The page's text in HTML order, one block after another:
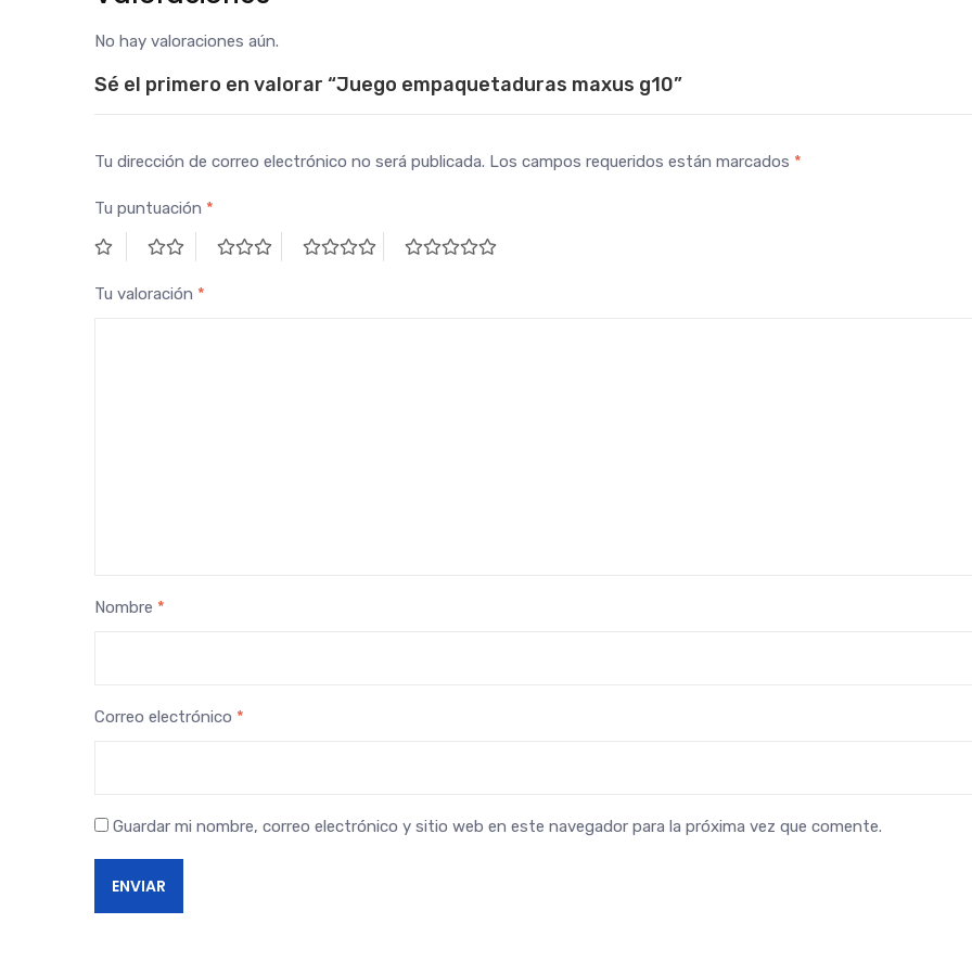
No hay valoraciones aún.
Sé el primero en valorar “Juego empaquetaduras maxus g10”
Tu dirección de correo electrónico no será publicada. Los campos requeridos están marcados *
Tu puntuación *
Tu valoración *
Nombre *
Correo electrónico *
Guardar mi nombre, correo electrónico y sitio web en este navegador para la próxima vez que comente.